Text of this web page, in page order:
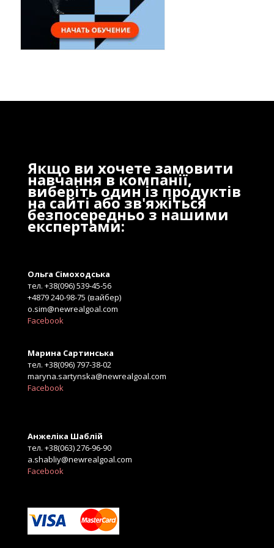
Якщо ви хочете замовити
навчання в компанії,
виберіть один із продуктів
на сайті або зв'яжіться
безпосередньо з нашими
експертами:
Ольга Сімоходська
тел. +38(096) 539-45-56
+4879 240-98-75 (вайбер)
o.sim@newrealgoal.com
Facebook
Марина Сартинська
тел. +38(096) 797-38-02
maryna.sartynska@newrealgoal.com
Facebook
Анжеліка Шаблій
тел. +38(063) 276-96-90
a.shabliy@newrealgoal.com
Facebook